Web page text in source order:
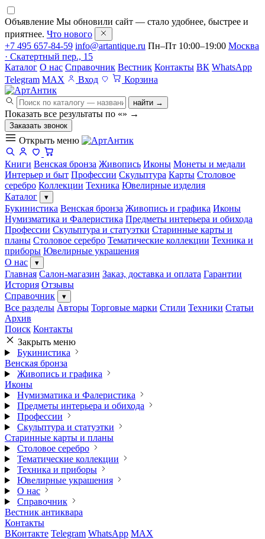
Объявление Мы обновили сайт — стало удобнее, быстрее и
приятнее. Что нового
+7 495 657-84-59 info@artantique.ru Пн–Пт 10:00–19:00 Москва
· Скатертный пер., 15
Каталог О нас Справочник Вестник Контакты ВК WhatsApp
Telegram MAX Вход Корзина
найти →
Показать все результаты по «» →
Заказать звонок
Открыть меню
Книги Венская бронза Живопись Иконы Монеты и медали
Интерьер и быт Профессии Скульптура Карты Столовое
серебро Коллекции Техника Ювелирные изделия
Каталог
▾
Букинистика Венская бронза Живопись и графика Иконы
Нумизматика и Фалеристика Предметы интерьера и обихода
Профессии Скульптура и статуэтки Старинные карты и
планы Столовое серебро Тематические коллекции Техника и
приборы Ювелирные украшения
О нас
▾
Главная Салон-магазин Заказ, доставка и оплата Гарантии
История Отзывы
Справочник
▾
Все разделы Авторы Торговые марки Стили Техники Статьи
Архив
Поиск Контакты
Закрыть меню
Букинистика
Венская бронза
Живопись и графика
Иконы
Нумизматика и Фалеристика
Предметы интерьера и обихода
Профессии
Скульптура и статуэтки
Старинные карты и планы
Столовое серебро
Тематические коллекции
Техника и приборы
Ювелирные украшения
О нас
Справочник
Вестник антиквара
Контакты
ВКонтакте Telegram WhatsApp MAX